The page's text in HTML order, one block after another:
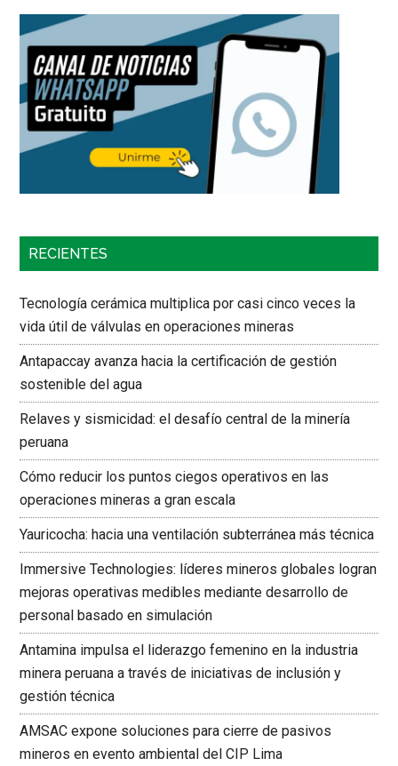
RECIENTES
Tecnología cerámica multiplica por casi cinco veces la
vida útil de válvulas en operaciones mineras
Antapaccay avanza hacia la certificación de gestión
sostenible del agua
Relaves y sismicidad: el desafío central de la minería
peruana
Cómo reducir los puntos ciegos operativos en las
operaciones mineras a gran escala
Yauricocha: hacia una ventilación subterránea más técnica
Immersive Technologies: líderes mineros globales logran
mejoras operativas medibles mediante desarrollo de
personal basado en simulación
Antamina impulsa el liderazgo femenino en la industria
minera peruana a través de iniciativas de inclusión y
gestión técnica
AMSAC expone soluciones para cierre de pasivos
mineros en evento ambiental del CIP Lima